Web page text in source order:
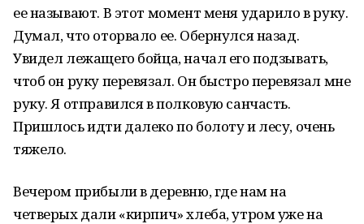
ее называют. В этот момент меня ударило в руку.
Думал, что оторвало ее. Обернулся назад.
Увидел лежащего бойца, начал его подзывать,
чтоб он руку перевязал. Он быстро перевязал мне
руку. Я отправился в полковую санчасть.
Пришлось идти далеко по болоту и лесу, очень
тяжело.
Вечером прибыли в деревню, где нам на
четверых дали «кирпич» хлеба, утром уже на